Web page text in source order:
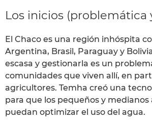
Los inicios (problemática
El Chaco es una región inhóspita
Argentina, Brasil, Paraguay y
escasa y gestionarla es un
comunidades que viven allí, en
agricultores. Temha creó una
para que los pequeños y
puedan optimizar el uso del agua.